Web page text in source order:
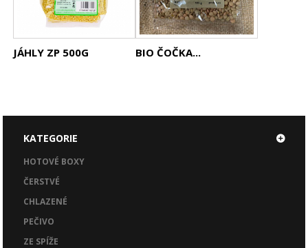
JÁHLY ZP 500G BIO ČOČKA...
KATEGORIE
HOTOVÉ BOXY
ČERSTVÉ
CHLAZENÉ
PEČIVO
ZE SPÍŽE